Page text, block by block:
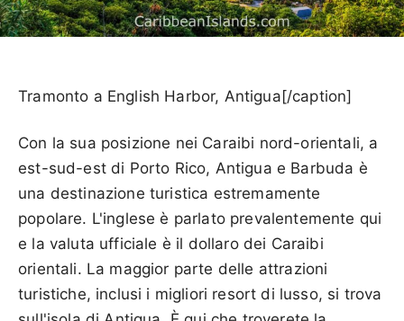
Tramonto a English Harbor, Antigua[/caption]
Con la sua posizione nei Caraibi nord-orientali, a
est-sud-est di Porto Rico, Antigua e Barbuda è
una destinazione turistica estremamente
popolare. L'inglese è parlato prevalentemente qui
e la valuta ufficiale è il dollaro dei Caraibi
orientali. La maggior parte delle attrazioni
turistiche, inclusi i migliori resort di lusso, si trova